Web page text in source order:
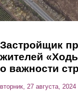
Застройщик
жителей
о важности
вторник, 27 августа,